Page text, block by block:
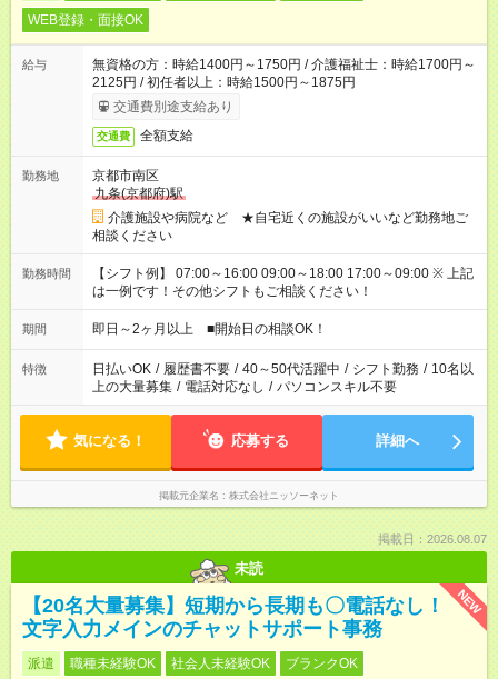
WEB登録・面接OK
給与
無資格の方：時給1400円～1750円 / 介護福祉士：時給1700円～
2125円 / 初任者以上：時給1500円～1875円
交通費別途支給あり
交通費 全額支給
勤務地
京都市南区
九条(京都府)駅
介護施設や病院など ★自宅近くの施設がいいなど勤務地ご
相談ください
勤務時間
【シフト例】 07:00～16:00 09:00～18:00 17:00～09:00 ※ 上記
は一例です！その他シフトもご相談ください！
期間 即日～2ヶ月以上 ■開始日の相談OK！
特徴 日払いOK / 履歴書不要 / 40～50代活躍中 / シフト勤務 / 10名以
上の大量募集 / 電話対応なし / パソコンスキル不要
気になる！ 応募する 詳細へ
掲載元企業名 株式会社ニッソーネット
掲載日：2026.08.07
未読
NEW
【20名大量募集】短期から長期も〇電話なし！
文字入力メインのチャットサポート事務
派遣 職種未経験OK 社会人未経験OK ブランクOK